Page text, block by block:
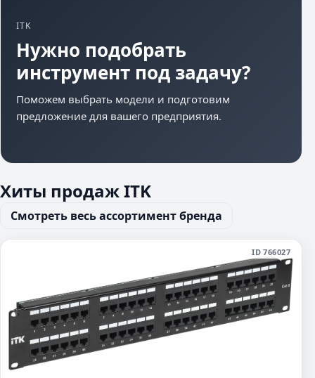
ITK
Нужно подобрать
инструмент под задачу?
Поможем выбрать модели и подготовим
предложение для вашего предприятия.
Хиты продаж ITK
Смотреть весь ассортимент бренда
ID 766027